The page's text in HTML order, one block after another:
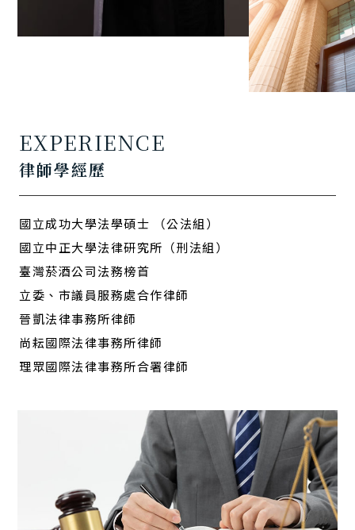
EXPERIENCE
律師學經歷
國立成功大學法學碩士 （公法組）
國立中正大學法律研究所（刑法組）
臺灣菸酒公司法務榜首
立委、市議員服務處合作律師
晉凱法律事務所律師
尚耘國際法律事務所律師
理眾國際法律事務所合署律師